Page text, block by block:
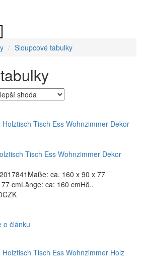
Sloupcové tabulky
Tisch Ess Wohnzimmer Dekor
ca. 160 x 90 x 77
cmLänge: ca: 160 cmHö..
o článku